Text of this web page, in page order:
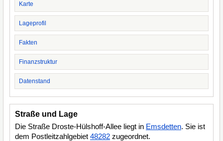
Karte
Lageprofil
Fakten
Finanzstruktur
Datenstand
Straße und Lage
Die Straße Droste-Hülshoff-Allee liegt in Emsdetten. Sie ist
dem Postleitzahlgebiet 48282 zugeordnet.